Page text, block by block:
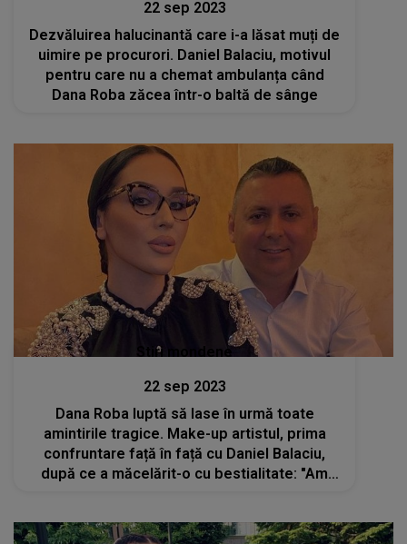
22 sep 2023
Dezvăluirea halucinantă care i-a lăsat muți de
uimire pe procurori. Daniel Balaciu, motivul
pentru care nu a chemat ambulanța când
Dana Roba zăcea într-o baltă de sânge
Stiri mondene
22 sep 2023
Dana Roba luptă să lase în urmă toate
amintirile tragice. Make-up artistul, prima
confruntare față în față cu Daniel Balaciu,
după ce a măcelărit-o cu bestialitate: "Am